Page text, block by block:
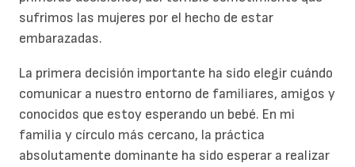
sufrimos las mujeres por el hecho de estar
embarazadas.
La primera decisión importante ha sido elegir cuándo
comunicar a nuestro entorno de familiares, amigos y
conocidos que estoy esperando un bebé. En mi
familia y círculo más cercano, la práctica
absolutamente dominante ha sido esperar a realizar